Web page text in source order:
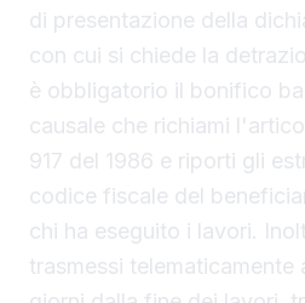
di presentazione della
con cui si chiede la
è obbligatorio il bonifico
causale che richiami
917 del 1986 e riporti gli
codice fiscale del
chi ha eseguito i lavori.
trasmessi telematicamente